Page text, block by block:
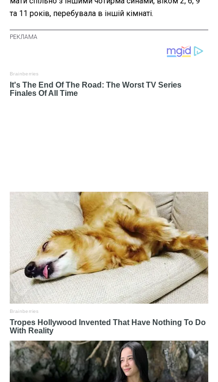
та 11 років, перебувала в іншій кімнаті.